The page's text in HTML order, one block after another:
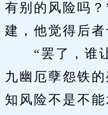
有别的风险吗
建，他觉得后者
“罢了，谁让
九幽厄孽怨铁
知风险不是不